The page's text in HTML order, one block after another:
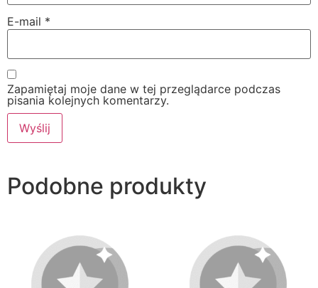
E-mail *
Zapamiętaj moje dane w tej przeglądarce podczas
pisania kolejnych komentarzy.
Podobne produkty